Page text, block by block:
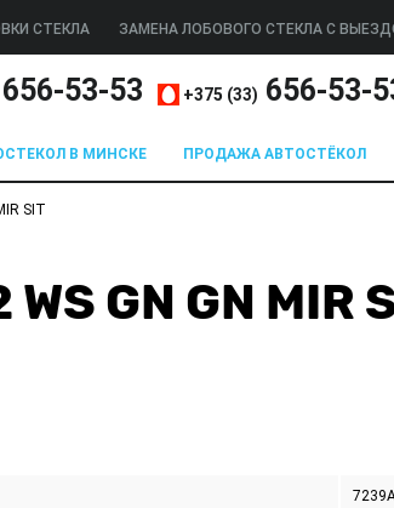
СТЕКЛА ЗАМЕНА ЛОБОВОГО СТЕКЛА С
656-53-53 +375 (33) 656-53-
В МИНСКЕ ПРОДАЖА АВТОСТЁКОЛ
SIT
WS GN GN